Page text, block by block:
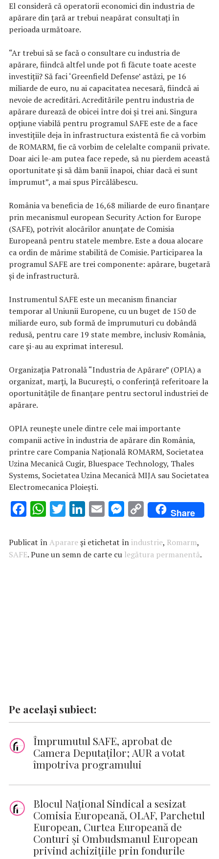
El consideră că operatorii economici din industria de
apărare din ţară ar trebui neapărat consultaţi în
perioada următoare.
“Ar trebui să se facă o consultare cu industria de
apărare, fiindcă altfel unde pot fi făcute toate aceste
investiţii? Să faci ‘Greenfield Defense’ astăzi, pe 16
miliarde de euro, nu ai capacitatea necesară, fiindcă ai
nevoie de acreditări. Acreditările pentru industria de
apărare durează de obicei între doi şi trei ani. Singura
opţiune viabilă pentru programul SAFE este de a face
investiţiile deja în infrastructura existentă fie că vorbim
de ROMARM, fie că vorbim de celelalte companii private.
Doar aici le-am putea face repede, să nu pierdem această
oportunitate şi să dăm banii înapoi, chiar dacă ei sunt
împrumut”, a mai spus Pîrcălăbescu.
România va beneficia de 16,68 miliarde de euro finanţare
prin mecanismul european Security Action for Europe
(SAFE), potrivit alocărilor anunţate de Comisia
Europeană pentru statele membre. Este a doua alocare
ca ordin de mărime stabilită de Comisie. Participarea la
programul SAFE are trei componente: apărare, bugetară
şi de infrastructură.
Instrumentul SAFE este un mecanism financiar
temporar al Uniunii Europene, cu un buget de 150 de
miliarde euro, sub formă de împrumuturi cu dobândă
redusă, pentru care 19 state membre, inclusiv România,
care şi-au au exprimat interesul.
Organizaţia Patronală “Industria de Apărare” (OPIA) a
organizat, marţi, la Bucureşti, o conferinţă referitoare la
oportunităţile de finanţare pentru sectorul industriei de
apărare.
OPIA reuneşte unele dintre cele mai importante
companii active în industria de apărare din România,
printre care Compania Naţională ROMARM, Societatea
Uzina Mecanică Cugir, Bluespace Technology, Thales
Systems, Societatea Uzina Mecanică MIJA sau Societatea
Electromecanica Ploieşti.
F
e
b
W
at
s
T
it
te
Li
k
e
E
ai
l
M
se
n
C
o
p
y
Share
Publicat înAparareși etichetat înindustrie, Romarm,
SAFE. Pune un semn de carte cu legătura permanentă.
Pe același subiect:
Împrumutul SAFE, aprobat de
Camera Deputaților; AUR a votat
împotriva programului
Blocul Național Sindical a sesizat
Comisia Europeană, OLAF, Parchetul
European, Curtea Europeană de
Conturi și Ombudsmanul European
privind achizițiile prin fondurile